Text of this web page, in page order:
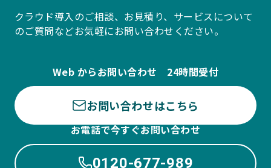
クラウド導入のご相談、お見積り、サービスについて
のご質問などお気軽にお問い合わせください。
Web からお問い合わせ 24時間受付
お問い合わせはこちら
お電話で今すぐお問い合わせ
0120-677-989